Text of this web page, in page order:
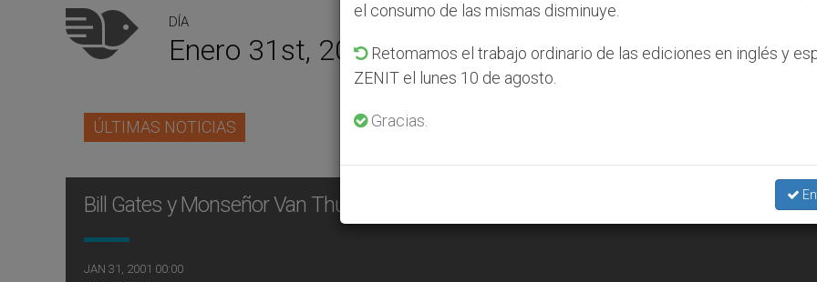
DÍA
Enero 31st, 2001
ÚLTIMAS NOTICIAS
Bill Gates y Monseñor Van Thuan: Dos «profetas» para la globalización
JAN 31, 2001 00:00
el consumo de las mismas disminuye.
Retomamos el trabajo ordinario de las ediciones en inglés y
ZENIT el lunes 10 de agosto.
Gracias.